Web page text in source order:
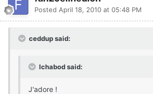
Posted April 18, 2010 at 05:48 PM
ceddup said:
Ichabod said:
J'adore !